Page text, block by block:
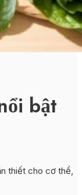
bật
thiết cho cơ thể,